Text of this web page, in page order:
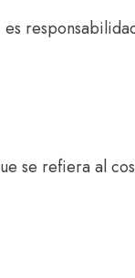
se refiera al